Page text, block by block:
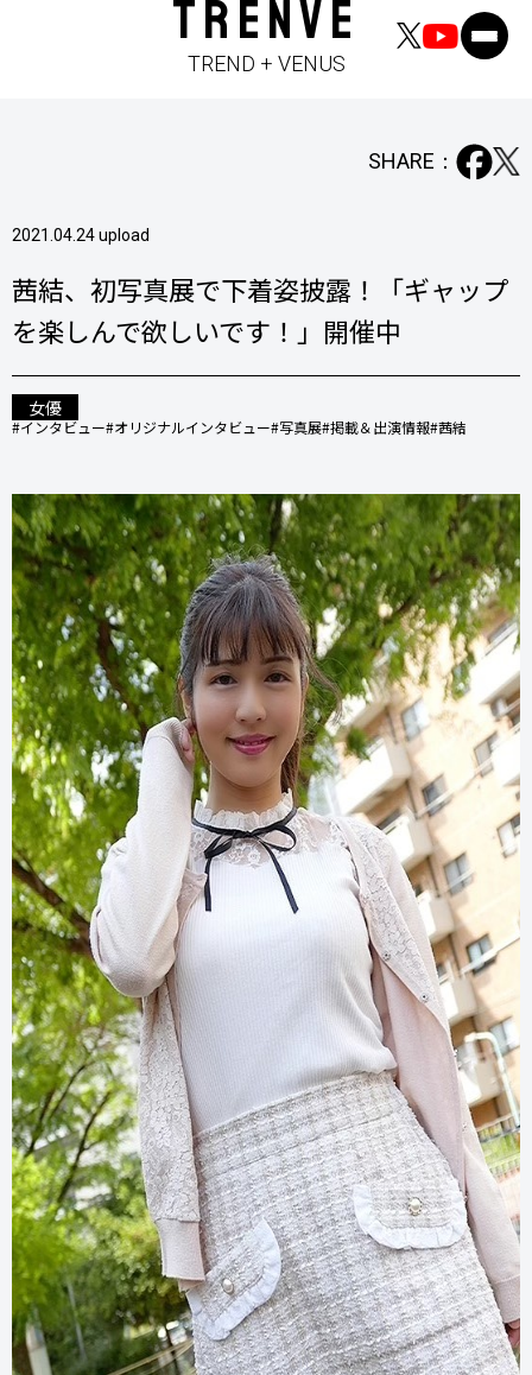
TRENVE
TREND + VENUS
2021.04.24 upload
SHARE：
茜結、初写真展で下着姿披露！「ギャップ
を楽しんで欲しいです！」開催中
女優
#インタビュー#オリジナルインタビュー#写真展#掲載＆出演情報#茜結